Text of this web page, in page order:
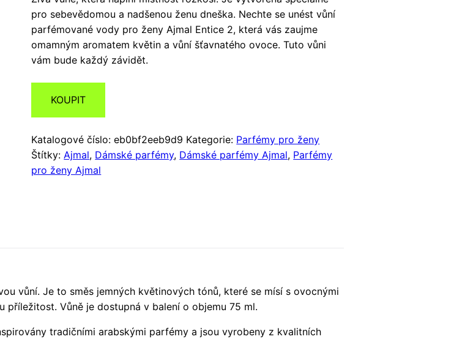
pro sebevědomou a nadšenou ženu dneška. Nechte se unést vůní
parfémované vody pro ženy Ajmal Entice 2, která vás zaujme
omamným aromatem květin a vůní šťavnatého ovoce. Tuto vůni
vám bude každý závidět.
KOUPIT
Katalogové číslo:eb0bf2eeb9d9 Kategorie: Parfémy pro ženy
Štítky: Ajmal, Dámské parfémy, Dámské parfémy Ajmal, Parfémy
pro ženy Ajmal
vůní. Je to směs jemných květinových tónů, které se mísí s ovocnými
Vůně je dostupná v balení o objemu 75 ml.
tradičními arabskými parfémy a jsou vyrobeny z kvalitních